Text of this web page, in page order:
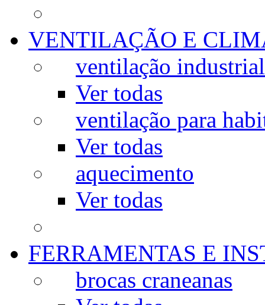
VENTILAÇÃO E
ventilação industrial
Ver todas
ventilação para
Ver todas
aquecimento
Ver todas
FERRAMENTAS E
brocas craneanas